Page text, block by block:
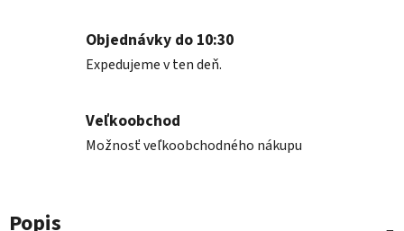
Objednávky do 10:30
Expedujeme v ten deň.
Veľkoobchod
Možnosť veľkoobchodného nákupu
Popis